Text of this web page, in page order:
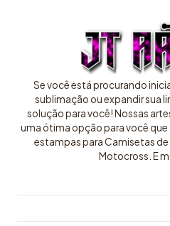
Se você está procurando
sublimação ou expandir sua
solução para você! Nossas
uma ótima opção para você
estampas para Camisetas de
Motocross. E